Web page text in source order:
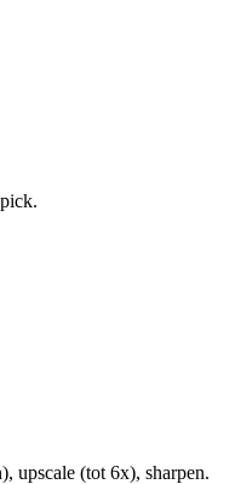
upscale (tot 6x), sharpen.